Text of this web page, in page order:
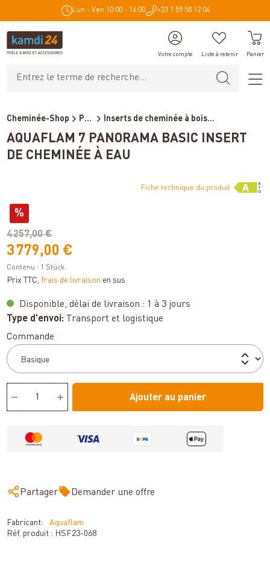
principal Lun - Ven 10:00 - 16:00 +33 1 59 58 12 04
Votre compte Liste à retenir Panier
Cheminée-Shop Poêles et cheminées Inserts de cheminée à bois...
AQUAFLAM 7 PANORAMA BASIC INSERT
DE CHEMINÉE À EAU
(économie de 15%)
Fiche technique du produit
%
4 257,00 €
3 779,00 €
Contenu : 1 Stück
Prix TTC, frais de livraison en sus
Disponible, délai de livraison : 1 à 3 jours
Type d'envoi: Transport et logistique
Sélectionnez
Commande
Ajouter au panier
Partager Demander une offre
Fabricant:
Aquaflam
Réf. produit : HSF23-068